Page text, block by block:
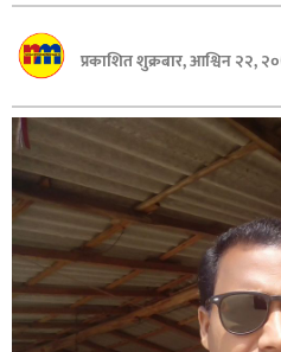
बागमती
सुदूरपश्चिम
मधेश
विशेष
राजनीति
प्रमुख
प्रकाशित शुक्रबार, आश्विन २२,